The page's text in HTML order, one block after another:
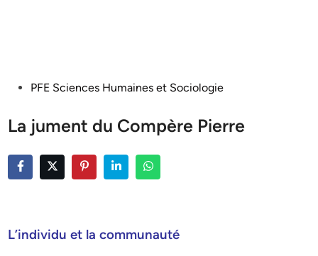
PostedPFE Sciences Humaines et Sociologie
La jument du Compère Pierre
L’individu et la communauté